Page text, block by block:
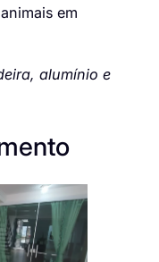
em
alumínio e